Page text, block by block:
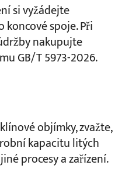
si vyžádejte
spoje. Při
nakupujte
GB/T 5973-2026.
objímky, zvažte,
kapacitu litých
procesy a zařízení.